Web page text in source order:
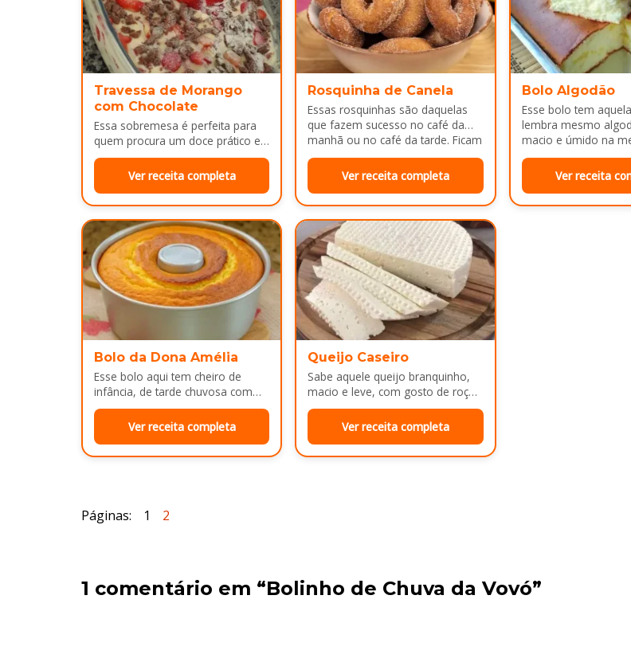
Travessa de Morango
com Chocolate
Essa sobremesa é perfeita para
quem procura um doce prático e
bonito para servir em almoços de
família, aniversários ou…
Ver receita completa
Rosquinha de Canela
Essas rosquinhas são daquelas
que fazem sucesso no café da
manhã ou no café da tarde. Ficam
bem douradinhas por…
Ver receita completa
Bolo Algodão
Esse bolo tem
lembra mesmo
macio e úmido na
ótimo pra servir…
Ver receita
Bolo da Dona Amélia
Esse bolo aqui tem cheiro de
infância, de tarde chuvosa com
café passado na hora e risada
solta na cozinha!…
Ver receita completa
Queijo Caseiro
Sabe aquele queijo branquinho,
macio e leve, com gosto de roça
e cara de mesa de café da manhã
Ver receita completa
Páginas: 1 2
1 comentário em “Bolinho de Chuva da Vovó”